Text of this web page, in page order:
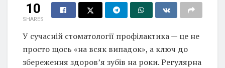
10
SHARES
У сучасній стоматології профілактика — це не
просто щось «на всяк випадок», а ключ до
збереження здоров’я зубів на роки. Регулярна